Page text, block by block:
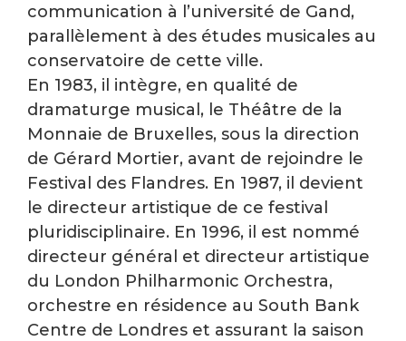
communication à l’université de Gand,
parallèlement à des études musicales au
conservatoire de cette ville.
En 1983, il intègre, en qualité de
dramaturge musical, le Théâtre de la
Monnaie de Bruxelles, sous la direction
de Gérard Mortier, avant de rejoindre le
Festival des Flandres. En 1987, il devient
le directeur artistique de ce festival
pluridisciplinaire. En 1996, il est nommé
directeur général et directeur artistique
du London Philharmonic Orchestra,
orchestre en résidence au South Bank
Centre de Londres et assurant la saison